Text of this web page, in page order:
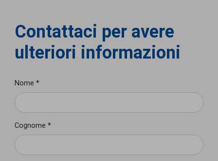
Contattaci per avere
ulteriori informazioni
Nome *
Cognome *